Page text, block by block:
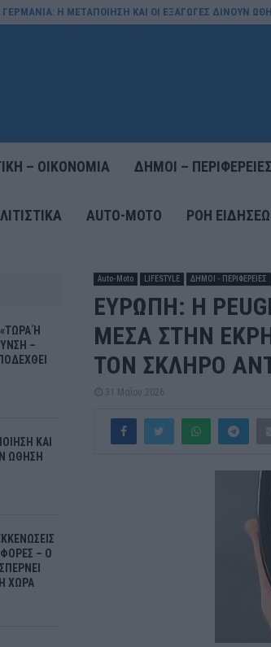
ΓΕΡΜΑΝΙΑ: Η ΜΕΤΑΠΟΙΗΣΗ ΚΑΙ ΟΙ ΕΞΑΓΩΓΕΣ ΔΙΝΟΥΝ
– ΟΙΚΟΝΟΜΙΑ ΔΗΜΟΙ – ΠΕΡΙΦΕΡΕΙΕΣ
AUTO-MOTO ΡΟΉ
Auto-Moto LIFESTYLE ΔΗΜΟΙ - ΠΕΡΙΦΕΡΕΙΕΣ
ΕΥΡΩΠΗ: Η
ΜΕΣΑ ΣΤΗΝ
ΤΟΝ ΣΚΛΗΡΟ
31 Μαΐου 2026
Ή
–
ΚΑΙ
ΩΘΗΣΗ
– Ο
ΧΩΡΑ